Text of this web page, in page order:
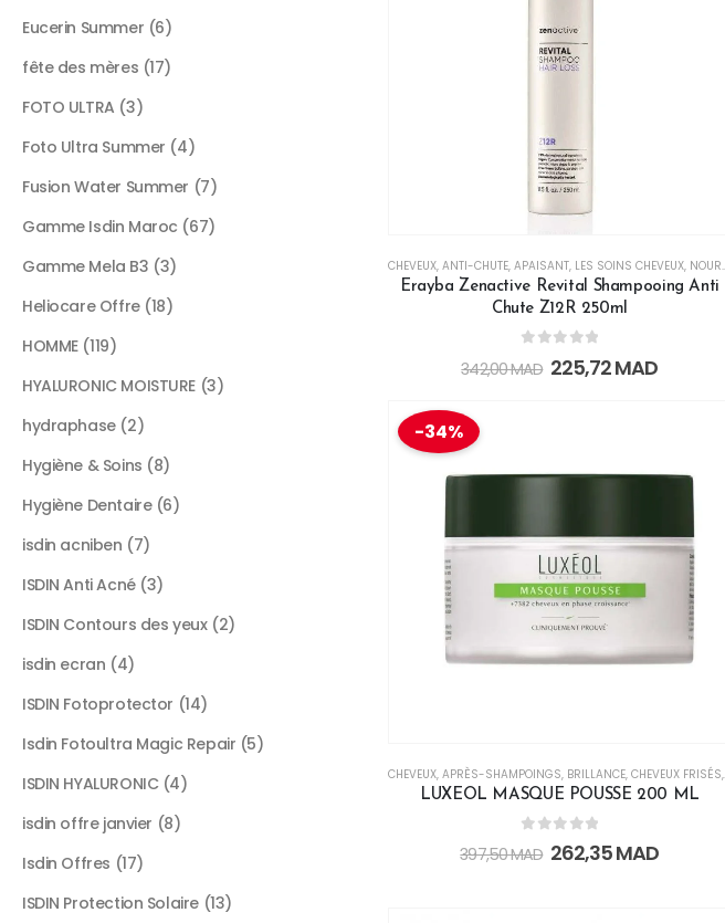
CHEVEUX, ANTI-CHUTE, APAISANT, LES SOINS CHEVEUX, NOURRISSANT
Erayba Zenactive Revital Shampooing Anti
Chute Z12R 250ml
342,00MAD 225,72MAD
-34%
CHEVEUX, APRÈS-SHAMPOINGS, BRILLANCE, CHEVEUX FRISÉS,
LUXEOL MASQUE POUSSE 200 ML
out of 5
397,50MAD 262,35MAD
Eucerin Summer 6
fête des mères 17
FOTO ULTRA 3
Foto Ultra Summer 4
Fusion Water Summer 7
Gamme Isdin Maroc 67
Gamme Mela B3 3
Heliocare Offre 18
HOMME 119
HYALURONIC MOISTURE 3
hydraphase 2
Hygiène & Soins 8
Hygiène Dentaire 6
isdin acniben 7
ISDIN Anti Acné 3
ISDIN Contours des yeux 2
isdin ecran 4
ISDIN Fotoprotector 14
Isdin Fotoultra Magic Repair 5
ISDIN HYALURONIC 4
isdin offre janvier 8
Isdin Offres 17
ISDIN Protection Solaire 13